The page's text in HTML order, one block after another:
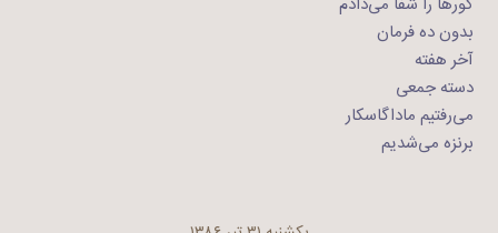
بدون ده فرمان
آخر هفته
دسته جمعی
می‌رفتیم ماداگاسکار
برنزه می‌شدیم